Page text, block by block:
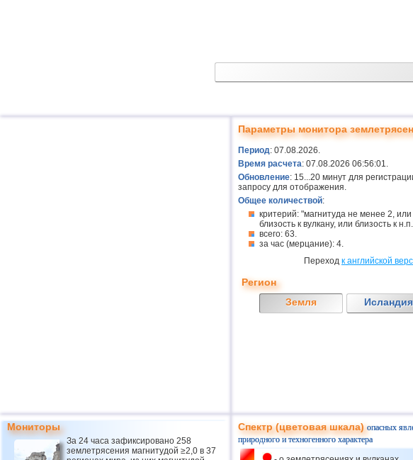
Параметры монитора
Период: 07.08.2026.
Время расчета: 07.08.2026 06:56:01.
Обновление: 15...20 минут для
запросу для отображения.
Общее количествой:
критерий: "магнитуда не менее 2, или
близость к вулкану, или близость к
всего: 63.
за час (мерцание): 4.
Переход к английской
Регион
Земля
Исландия
Мониторы
За 24 часа зафиксировано 258
землетрясения магнитудой ≥2,0 в 37
Спектр (цветовая шкала)опасных
природного и техногенного характера